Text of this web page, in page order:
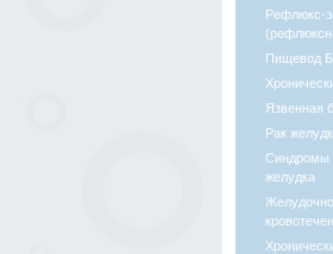
Рефлюкс-
Пищевод
Язвенная
Рак
Синдромы
желудка